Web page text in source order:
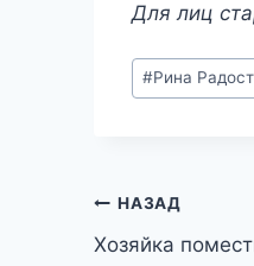
Для лиц
Метки
записи:
#Рина
Навигация
НАЗАД
Хозяйка